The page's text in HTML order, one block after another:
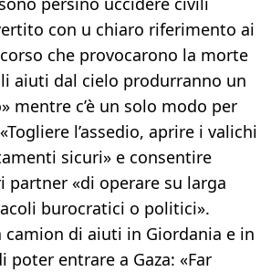
con u chiaro riferimento ai
che provocarono la morte
aiuti dal cielo produrranno un
mentre c’è un solo modo per
l’assedio, aprire i valichi
sicuri» e consentire
partner «di operare su larga
burocratici o politici».
camion di aiuti in Giordania e in
poter entrare a Gaza: «Far